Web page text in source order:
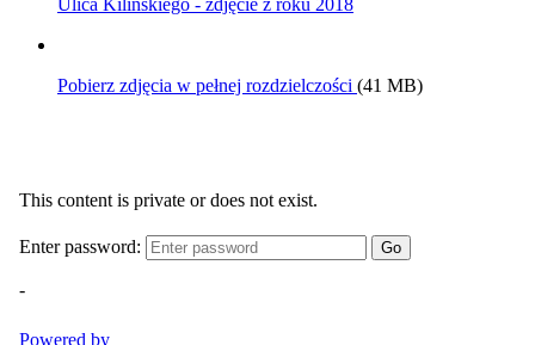
Ulica Kilińskiego - zdjęcie z roku 2018
Pobierz zdjęcia w pełnej rozdzielczości (41 MB)